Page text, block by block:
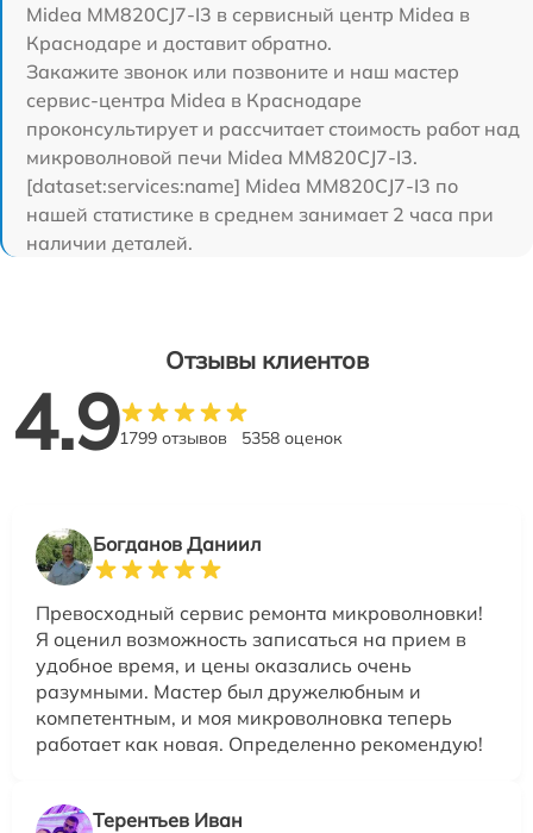
Midea MM820CJ7-I3 в сервисный центр Midea в
Краснодаре и доставит обратно.
Закажите звонок или позвоните и наш мастер
сервис-центра Midea в Краснодаре
проконсультирует и рассчитает стоимость работ над
микроволновой печи Midea MM820CJ7-I3.
[dataset:services:name] Midea MM820CJ7-I3 по
нашей статистике в среднем занимает 2 часа при
наличии деталей.
Отзывы клиентов
4.91799 отзывов 5358 оценок
Богданов Даниил
Превосходный сервис ремонта микроволновки!
Я оценил возможность записаться на прием в
удобное время, и цены оказались очень
разумными. Мастер был дружелюбным и
компетентным, и моя микроволновка теперь
работает как новая. Определенно рекомендую!
Терентьев Иван